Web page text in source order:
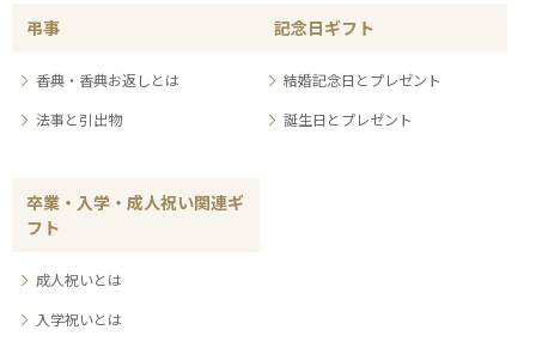
弔事
香典・香典お返しとは
法事と引出物
記念日ギフト
結婚記念日とプレゼント
誕生日とプレゼント
卒業・入学・成人祝い関連ギ
フト
成人祝いとは
入学祝いとは